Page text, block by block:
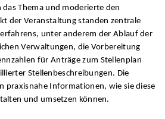
Thema und moderierte den
der Veranstaltung standen zentrale
unter anderem der Ablauf der
Verwaltungen, die Vorbereitung
für Anträge zum Stellenplan
Stellenbeschreibungen. Die
praxisnahe Informationen, wie sie diese
und umsetzen können.